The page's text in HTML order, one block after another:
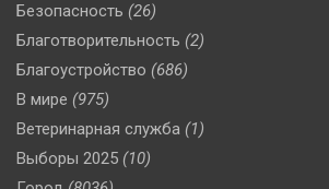
Безопасность (26)
Благотворительность (2)
Благоустройство (686)
В мире (975)
Ветеринарная служба (1)
Выборы 2025 (10)